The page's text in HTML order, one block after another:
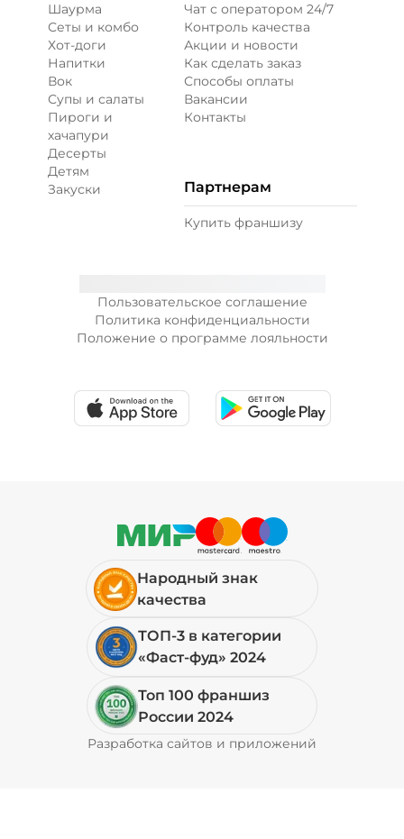
Пользовательское соглашение
Политика конфиденциальности
Положение о программе лояльности
Шаурма
Сеты и комбо
Хот-доги
Напитки
Вок
Супы и салаты
Пироги и
хачапури
Десерты
Детям
Закуски
Чат с оператором 24/7
Контроль качества
Акции и новости
Как сделать заказ
Способы оплаты
Вакансии
Контакты
Партнерам
Купить франшизу
Народный знак
качества
ТОП-3 в категории
«Фаст-фуд» 2024
Топ 100 франшиз
России 2024
Разработка сайтов и приложений
Pyrobyte